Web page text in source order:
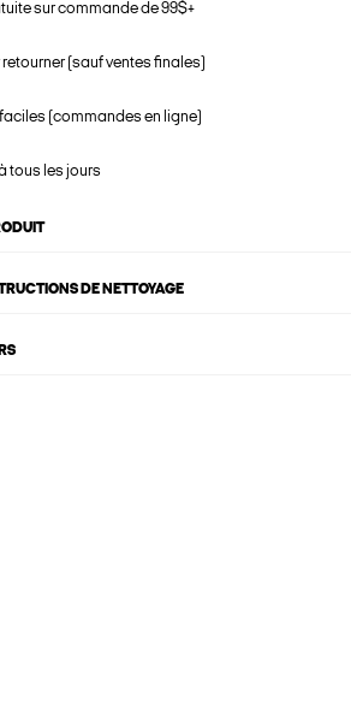
sur commande de 99$+
(sauf ventes finales)
(commandes en ligne)
tous les jours
DE NETTOYAGE